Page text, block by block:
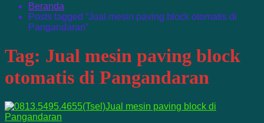
Beranda
Posts tagged “Jual mesin paving block otomatis di
Pangandaran”
Tag: Jual mesin paving block
otomatis di Pangandaran